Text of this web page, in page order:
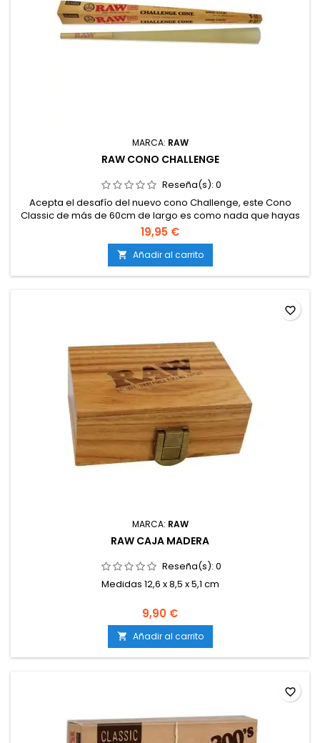
MARCA: RAW
RAW CONO CHALLENGE
Reseña(s): 0
Acepta el desafío del nuevo cono Challenge, este Cono
Classic de más de 60cm de largo es como nada que hayas
visto! Raw se vuelve a superar una vez más con Raw Cone
Challenge. Sólo queda una pregunta. aceptas el reto?
19,95 €
 Añadir al carrito
MARCA: RAW
RAW CAJA MADERA
Reseña(s): 0
Medidas 12,6 x 8,5 x 5,1 cm
9,90 €
 Añadir al carrito
favorite_border
favorite_border